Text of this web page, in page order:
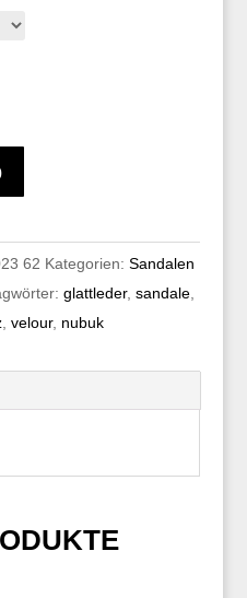
62 Kategorien: Sandalen
glattleder, sandale,
, velour, nubuk